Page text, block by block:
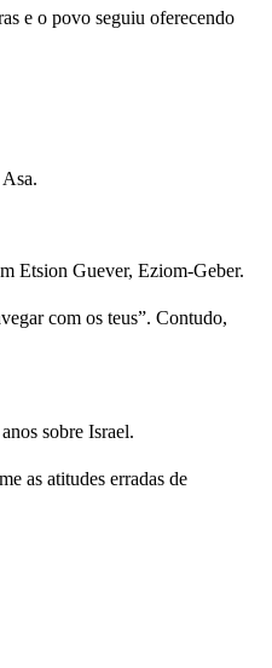
e o povo seguiu oferecendo
Etsion Guever, Eziom-Geber.
com os teus”. Contudo,
sobre Israel.
as atitudes erradas de